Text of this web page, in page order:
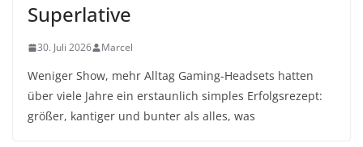
Superlative
30. Juli 2026 Marcel
Weniger Show, mehr Alltag Gaming-Headsets hatten
über viele Jahre ein erstaunlich simples Erfolgsrezept:
größer, kantiger und bunter als alles, was